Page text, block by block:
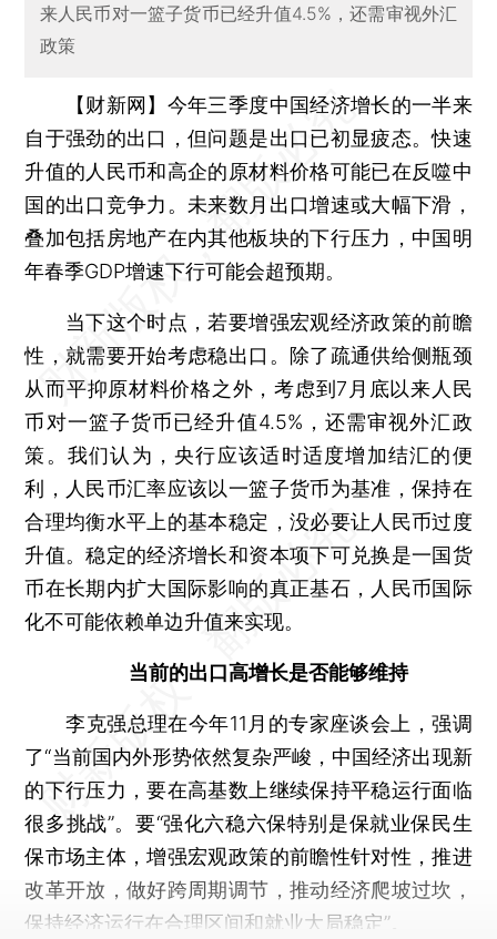
来人民币对一篮子货币已经升值4.5%，还需审视外汇
政策
【财新网】 今年三季度中国经济增长的一半来
自于强劲的出口，但问题是出口已初显疲态。快速
升值的人民币和高企的原材料价格可能已在反噬中
国的出口竞争力。未来数月出口增速或大幅下滑，
叠加包括房地产在内其他板块的下行压力，中国明
年春季GDP增速下行可能会超预期。
当下这个时点，若要增强宏观经济政策的前瞻
性，就需要开始考虑稳出口。除了疏通供给侧瓶颈
从而平抑原材料价格之外，考虑到7月底以来人民
币对一篮子货币已经升值4.5%，还需审视外汇政
策。我们认为，央行应该适时适度增加结汇的便
利，人民币汇率应该以一篮子货币为基准，保持在
合理均衡水平上的基本稳定，没必要让人民币过度
升值。稳定的经济增长和资本项下可兑换是一国货
币在长期内扩大国际影响的真正基石，人民币国际
化不可能依赖单边升值来实现。
当前的出口高增长是否能够维持
李克强总理在今年11月的专家座谈会上，强调
了“当前国内外形势依然复杂严峻，中国经济出现新
的下行压力，要在高基数上继续保持平稳运行面临
很多挑战”。要“强化六稳六保特别是保就业保民生
保市场主体，增强宏观政策的前瞻性针对性，推进
改革开放，做好跨周期调节，推动经济爬坡过坎，
保持经济运行在合理区间和就业大局稳定”。